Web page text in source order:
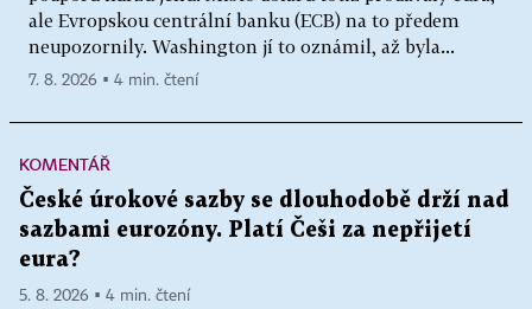
ale Evropskou centrální banku (ECB) na to předem
neupozornily. Washington jí to oznámil, až byla...
7. 8. 2026 ▪ 4 min. čtení
KOMENTÁŘ
České úrokové sazby se dlouhodobě drží nad
sazbami eurozóny. Platí Češi za nepřijetí
eura?
5. 8. 2026 ▪ 4 min. čtení